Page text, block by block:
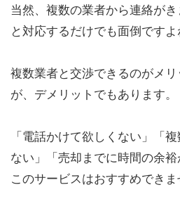
当然、複数の業者から連絡が
と対応するだけでも面倒ですよ
複数業者と交渉できるのがメ
が、デメリットでもあります。
「電話かけて欲しくない」「
ない」「売却までに時間の余裕
このサービスはおすすめできま